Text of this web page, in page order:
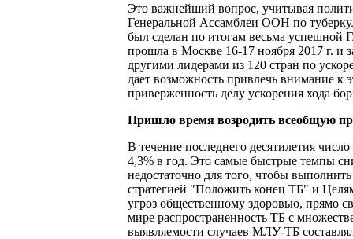
Это важнейший вопрос, учитывая
Генеральной Ассамблеи ООН по
был сделан по итогам весьма успешной
прошла в Москве 16-17 ноября 2017 г. и
другими лидерами из 120 стран по
дает возможность привлечь внимание
приверженность делу ускорения хода
Пришло время возродить всеобщую
В течение последнего десятилетия
4,3% в год. Это самые быстрые темпы
недостаточно для того, чтобы
стратегией "Положить конец ТБ" и
угроз общественному здоровью, прямо
мире распространенность ТБ с
выявляемости случаев МЛУ-ТБ